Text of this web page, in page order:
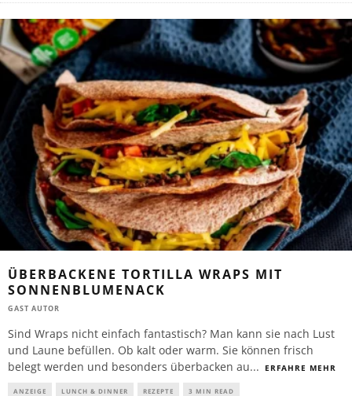
ÜBERBACKENE TORTILLA WRAPS MIT
SONNENBLUMENACK
GAST AUTOR
Sind Wraps nicht einfach fantastisch? Man kann sie nach Lust
und Laune befüllen. Ob kalt oder warm. Sie können frisch
belegt werden und besonders überbacken au... ERFAHRE MEHR
ANZEIGE LUNCH & DINNER REZEPTE 3 MIN READ